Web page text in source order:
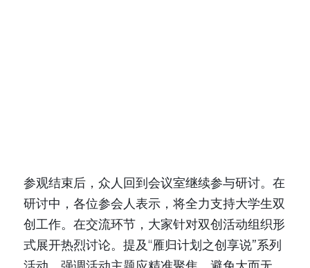
参观结束后，众人回到会议室继续参与研讨。在
研讨中，各位参会人表示，将全力支持大学生双
创工作。在交流环节，大家针对双创活动组织形
式展开热烈讨论。提及“雁归计划之创享说”系列